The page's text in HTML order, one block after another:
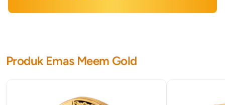
Produk Emas Meem Gold